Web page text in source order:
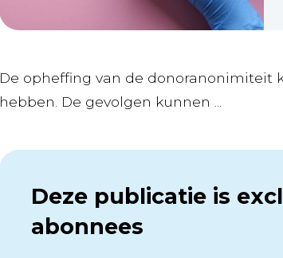
De opheffing van de donoranonimiteit
hebben. De gevolgen kunnen ...
Deze publicatie is
abonnees